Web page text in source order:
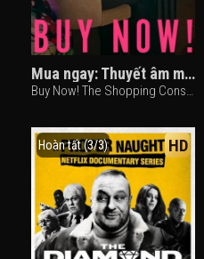
Mua ngay: Thuyết âm mưu tiêu thụ
Buy Now! The Shopping Conspiracy (2024)
Hoàn tất (3/3) HD